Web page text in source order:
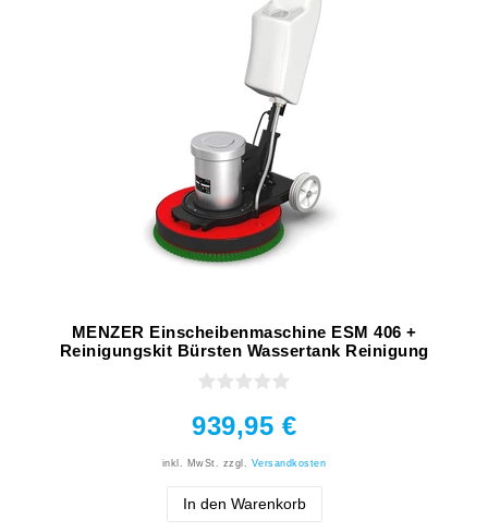
MENZER Einscheibenmaschine ESM 406 +
Reinigungskit Bürsten Wassertank Reinigung
939,95 €
inkl. MwSt. zzgl. Versandkosten
In den Warenkorb